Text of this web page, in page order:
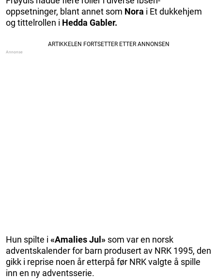
oppsetninger, blant annet som Nora i Et dukkehjem
og tittelrollen i Hedda Gabler.
Hun spilte i «Amalies Jul» som var en norsk
adventskalender for barn produsert av NRK 1995, den
gikk i reprise noen år etterpå før NRK valgte å spille
inn en ny adventsserie.